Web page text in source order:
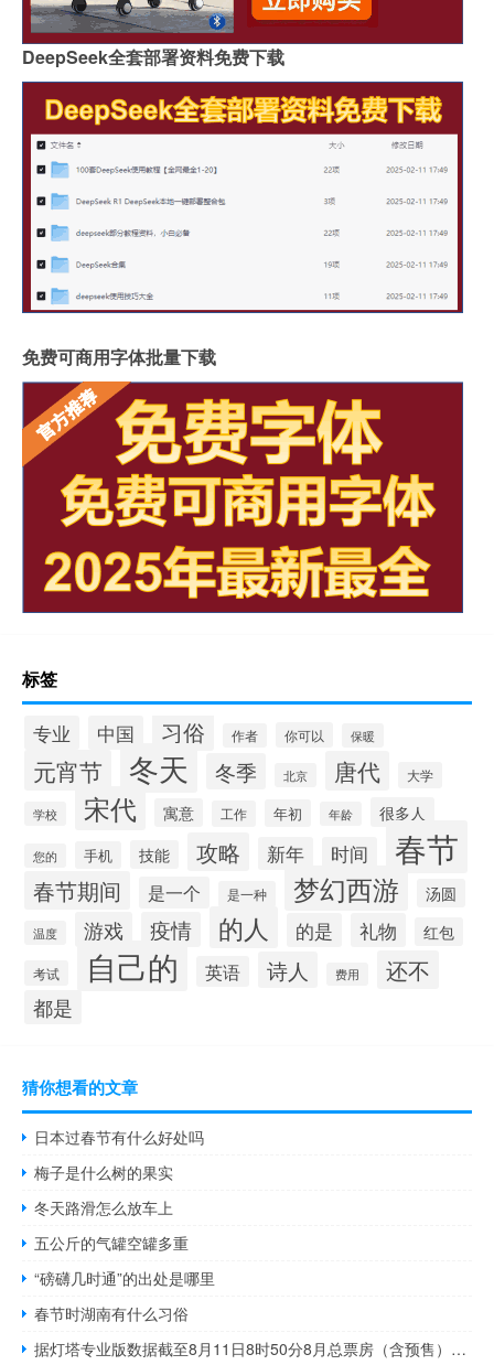
DeepSeek全套部署资料免费下载
免费可商用字体批量下载
标签
专业 中国 习俗 作者 你可以 保暖
元宵节 冬天 冬季 北京 唐代 大学
学校 宋代 寓意 工作 年初 年龄 很多人
您的 手机 技能 攻略 新年 时间 春节
春节期间 是一个 是一种 梦幻西游 汤圆
温度 游戏 疫情 的人 的是 礼物 红包
考试 自己的 英语 诗人 费用 还不
都是
猜你想看的文章
日本过春节有什么好处吗
梅子是什么树的果实
冬天路滑怎么放车上
五公斤的气罐空罐多重
“磅礴几时通”的出处是哪里
春节时湖南有什么习俗
据灯塔专业版数据截至8月11日8时50分8月总票房（含预售）已突破30亿元